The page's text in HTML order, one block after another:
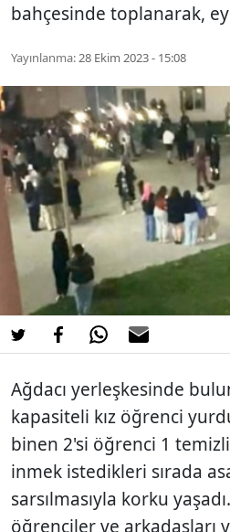
bahçesinde toplanarak,
Yayınlanma:28 Ekim 2023 - 15:08
Ağdacı yerleşkesinde
kapasiteli kız öğrenci
binen 2'si öğrenci 1
inmek istedikleri sırada
sarsılmasıyla korku
öğrenciler ve arkadaşları